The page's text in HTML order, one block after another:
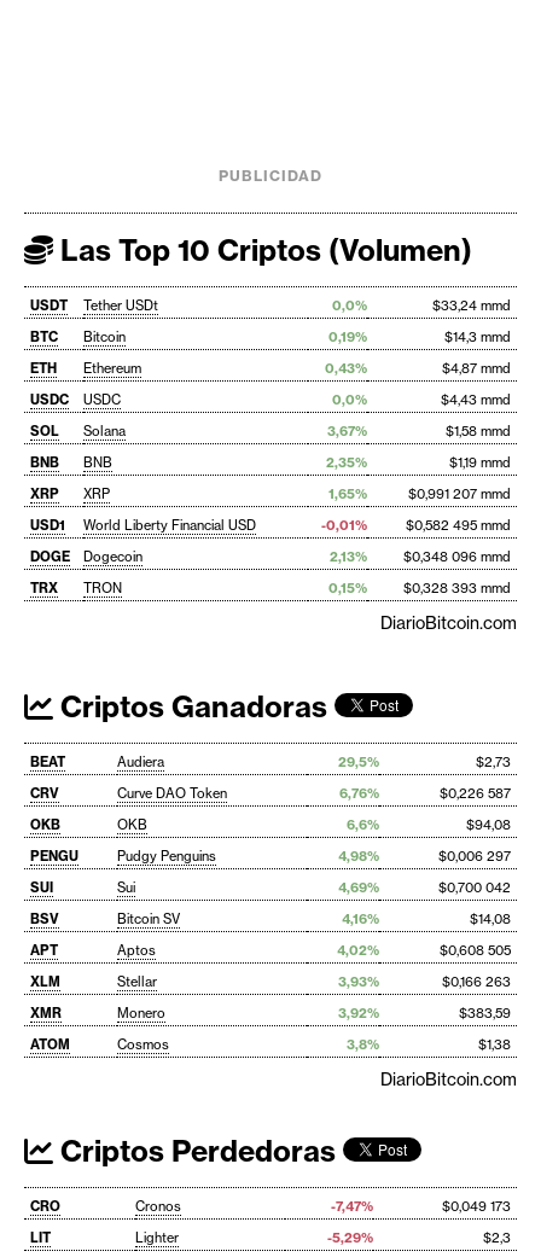
PUBLICIDAD
Las Top 10 Criptos (Volumen)
USDT Tether USDt 0,0%
$33,24 mmd
BTC
Bitcoin 0,19%
$14,3 mmd
ETH
Ethereum 0,43%
$4,87 mmd
USDC
USDC 0,0%
$4,43 mmd
SOL
Solana 3,67%
$1,58 mmd
BNB
BNB 2,35%
$1,19 mmd
XRP
XRP 1,65%
$0,991 207 mmd
USD1
World Liberty Financial USD -0,01%
$0,582 495 mmd
DOGE
Dogecoin 2,13%
$0,348 096 mmd
TRX
TRON 0,15% $0,328 393 mmd
DiarioBitcoin.com
Criptos Ganadoras
BEAT Audiera 29,5%
$2,73
CRV
Curve DAO Token 6,76%
$0,226 587
OKB
OKB 6,6%
$94,08
PENGU
Pudgy Penguins 4,98%
$0,006 297
SUI
Sui 4,69%
$0,700 042
BSV
Bitcoin SV 4,16%
$14,08
APT
Aptos 4,02%
$0,608 505
XLM
Stellar 3,93%
$0,166 263
XMR
Monero 3,92%
$383,59
ATOM
Cosmos 3,8% $1,38
DiarioBitcoin.com
Criptos Perdedoras
CRO Cronos -7,47%
$0,049 173
LIT
Lighter -5,29% $2,3